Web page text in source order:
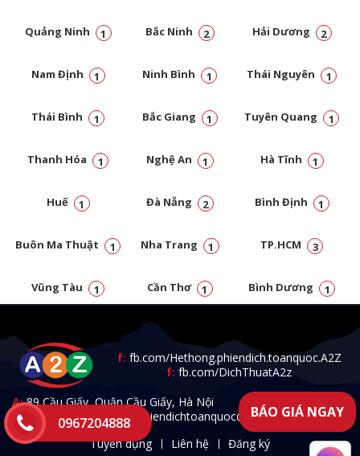
Quảng Ninh 1 Bắc Ninh 2 Hải Dương 2
Nam Định 1 Ninh Bình 1 Thái Nguyên 1
Thái Bình 1 Bắc Giang 1 Tuyên Quang 1
Thanh Hóa 1 Nghệ An 1 Hà Tĩnh 1
Huế 1 Đà Nẵng 2 Bình Định 1
Buôn Ma Thuật 1 Nha Trang 1 TP.HCM 3
Vũng Tàu 1 Cần Thơ 1 Bình Dương 1
f: fb.com/Hethong.phiendich.toanquoc.A2Z
f: fb.com/DichThuatA2z
A:89 Cầu Giấy, Quận Cầu Giấy, Hà Nội
T: 0967.204.888 -E:a2zphiendichtoanquoc@gmail.com
Tuyển dụng
Liên hệ Đăng ký
0967204888
BÁO GIÁ NGAY